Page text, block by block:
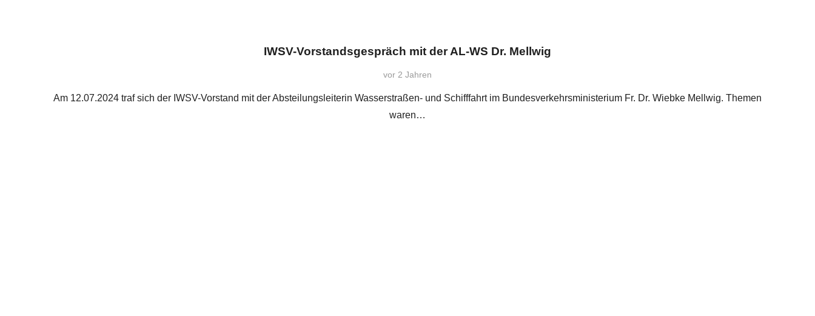
IWSV-Vorstandsgespräch mit der AL-WS Dr. Mellwig
vor 2 Jahren
Am 12.07.2024 traf sich der IWSV-Vorstand mit der Absteilungsleiterin Wasserstraßen- und Schifffahrt im Bundesverkehrsministerium Fr. Dr. Wiebke Mellwig. Themen
waren…